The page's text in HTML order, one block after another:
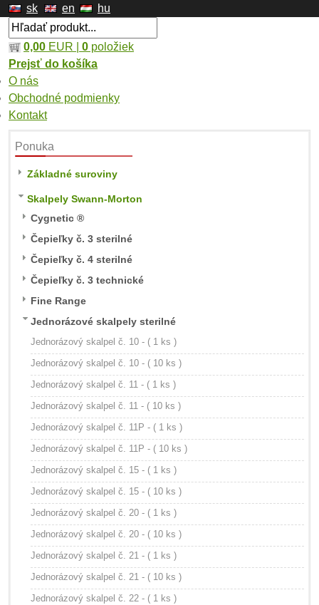
sk en hu
0,00 EUR | 0 položiek
Prejsť do košíka
O nás
Obchodné podmienky
Kontakt
Ponuka
Základné suroviny
Skalpely Swann-Morton
Cygnetic ®
Čepieľky č. 3 sterilné
Čepieľky č. 4 sterilné
Čepieľky č. 3 technické
Fine Range
Jednorázové skalpely sterilné
Jednorázový skalpel č. 10 - ( 1 ks )
Jednorázový skalpel č. 10 - ( 10 ks )
Jednorázový skalpel č. 11 - ( 1 ks )
Jednorázový skalpel č. 11 - ( 10 ks )
Jednorázový skalpel č. 11P - ( 1 ks )
Jednorázový skalpel č. 11P - ( 10 ks )
Jednorázový skalpel č. 15 - ( 1 ks )
Jednorázový skalpel č. 15 - ( 10 ks )
Jednorázový skalpel č. 20 - ( 1 ks )
Jednorázový skalpel č. 20 - ( 10 ks )
Jednorázový skalpel č. 21 - ( 1 ks )
Jednorázový skalpel č. 21 - ( 10 ks )
Jednorázový skalpel č. 22 - ( 1 ks )